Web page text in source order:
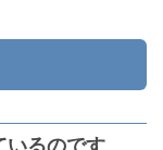
いるのです